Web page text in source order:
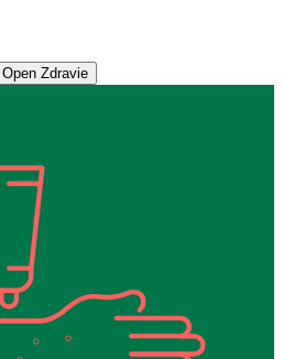
Open Zdravie